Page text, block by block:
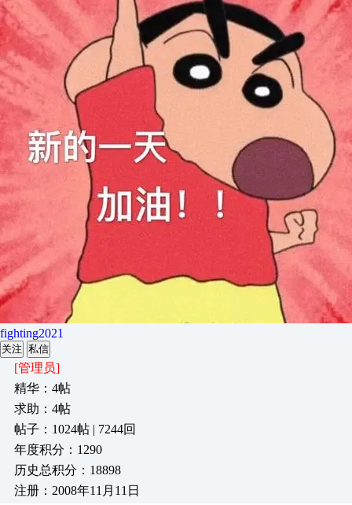
fighting2021
关注 私信
[管理员]
精华：4帖
求助：4帖
帖子：1024帖 | 7244回
年度积分：1290
历史总积分：18898
注册：2008年11月11日